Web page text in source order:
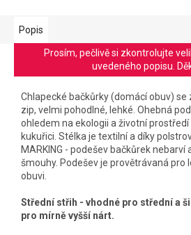
Popis
Prosím, pečlivě si zkontrolujte
uvedeného popisu.
Chlapecké bačkůrky (domácí obuv)
zip, velmi pohodlné, lehké. Ohebná
ohledem na ekologii a životní
kukuřici. Stélka je textilní a díky
MARKING - podešev bačkůrek nebarví
šmouhy. Podešev je provětrávaná pro
obuvi.
Střední střih - vhodné pro střední a
pro mírně vyšší nárt.